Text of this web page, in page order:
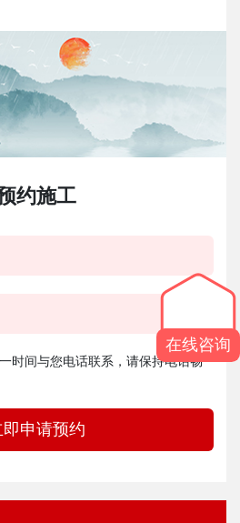
约施工
时间与您电话联系，请保持电话畅
即申请预约
在线咨询